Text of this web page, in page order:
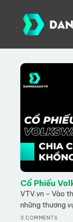
content
Cổ Phiếu
VTV.vn – Vào
những thương
3 COMMENTS